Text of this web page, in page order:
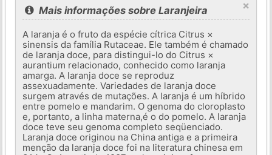
×
Mais informações sobre Laranjeira
A laranja é o fruto da espécie cítrica Citrus ×
sinensis da família Rutaceae. Ele também é chamado
de laranja doce, para distingui-lo do Citrus ×
aurantium relacionado, conhecido como laranja
amarga. A laranja doce se reproduz
assexuadamente. Variedades de laranja doce
surgem através de mutações. A laranja é um híbrido
entre pomelo e mandarim. O genoma do cloroplasto
e, portanto, a linha materna,é o do pomelo. A laranja
doce teve seu genoma completo seqüenciado.
Laranja doce originou na China antiga e a primeira
menção da laranja doce foi na literatura chinesa em